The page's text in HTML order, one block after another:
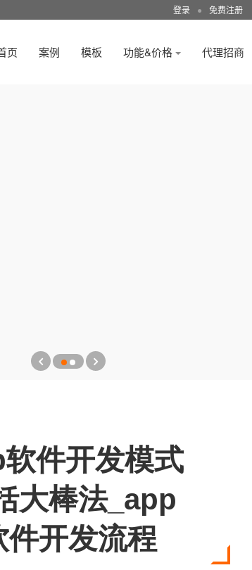
登录 ● 免费注册
页 案例 模板 功能&价格 代理招商
件开发模式
大棒法_app
件开发流程